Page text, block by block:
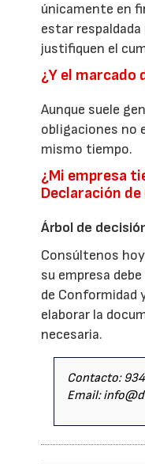
únicamente en
estar
justifiquen el
¿Y el marcado
Aunque suele
obligaciones no
mismo tiempo.
¿Mi empresa
Declaración
Árbol de
Consúltenos
su empresa
de Conformidad
elaborar la
necesaria.
Contacto:
Email: